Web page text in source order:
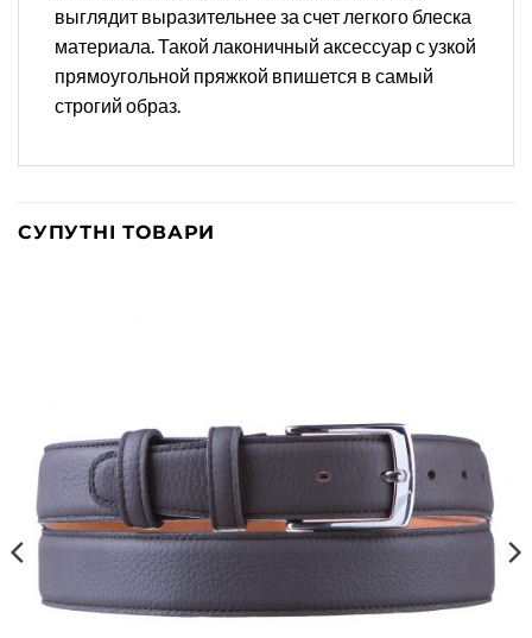
выглядит выразительнее за счет легкого блеска
материала. Такой лаконичный аксессуар с узкой
прямоугольной пряжкой впишется в самый
строгий образ.
СУПУТНІ ТОВАРИ